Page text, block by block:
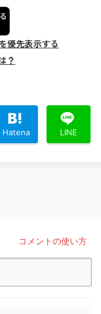
優先表示する
？
Hatena LINE
コメントの使い方